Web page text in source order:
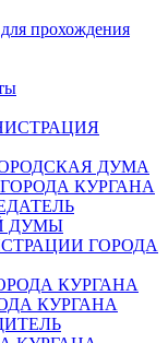
прохождения
ДУМА
КУРГАНА
ДУМЫ
ГОРОДА
КУРГАНА
КУРГАНА